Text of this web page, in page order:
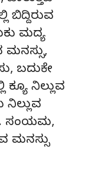
ಬಿದ್ದಿರುವ
ಮದ್ಯ
ಮನಸ್ಸು,
ಬದುಕೇ
ಕ್ಯೂ ನಿಲ್ಲುವ
ಸಂಯಮ,
ಮನಸ್ಸು